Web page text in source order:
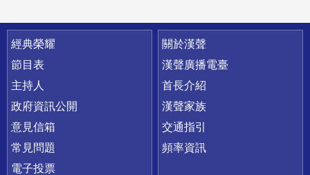
快速連結
經典榮耀
節目表
主持人
政府資訊公開
意見信箱
常見問題
電子投票
關於漢聲
漢聲廣播電臺
首長介紹
漢聲家族
交通指引
頻率資訊